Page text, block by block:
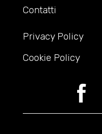
Contatti
Privacy Policy
Cookie Policy